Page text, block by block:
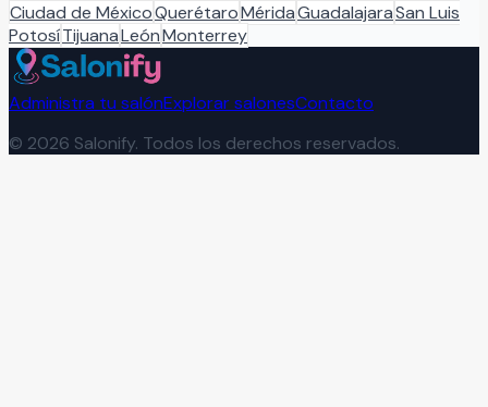
Ciudad de MéxicoQuerétaroMéridaGuadalajaraSan Luis
PotosíTijuanaLeónMonterrey
Administra tu salónExplorar salonesContacto
© 2026 Salonify. Todos los derechos reservados.